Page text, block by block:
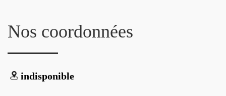
Nos coordonnées
indisponible